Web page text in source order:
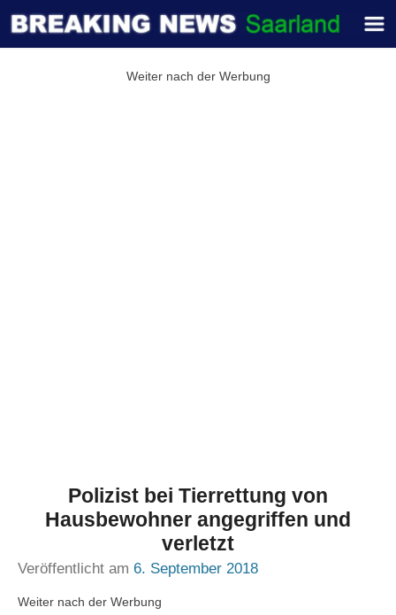
Weiter nach der Werbung
Polizist bei Tierrettung von
Hausbewohner angegriffen und
verletzt
Veröffentlicht am 6. September 2018
Weiter nach der Werbung